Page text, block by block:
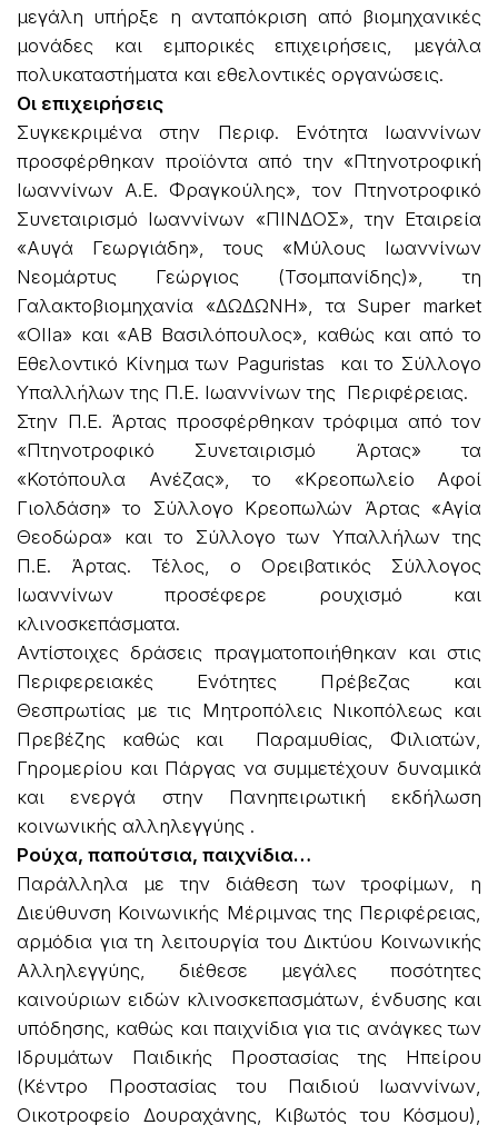
μεγάλη υπήρξε η ανταπόκριση από βιομηχανικές
μονάδες και εμπορικές επιχειρήσεις, μεγάλα
πολυκαταστήματα και εθελοντικές οργανώσεις.
Οι επιχειρήσεις
Συγκεκριμένα στην Περιφ. Ενότητα Ιωαννίνων
προσφέρθηκαν προϊόντα από την «Πτηνοτροφική
Ιωαννίνων Α.Ε. Φραγκούλης», τον Πτηνοτροφικό
Συνεταιρισμό Ιωαννίνων «ΠΙΝΔΟΣ», την Εταιρεία
«Αυγά Γεωργιάδη», τους «Μύλους Ιωαννίνων
Νεομάρτυς Γεώργιος (Τσομπανίδης)», τη
Γαλακτοβιομηχανία «ΔΩΔΩΝΗ», τα Super market
«OIIa» και «ΑΒ Βασιλόπουλος», καθώς και από τo
Εθελοντικό Κίνημα των Paguristas και το Σύλλογο
Υπαλλήλων της Π.Ε. Ιωαννίνων της Περιφέρειας.
Στην Π.Ε. Άρτας προσφέρθηκαν τρόφιμα από τον
«Πτηνοτροφικό Συνεταιρισμό Άρτας» τα
«Κοτόπουλα Ανέζας», το «Κρεοπωλείο Αφοί
Γιολδάση» το Σύλλογο Κρεοπωλών Άρτας «Αγία
Θεοδώρα» και το Σύλλογο των Υπαλλήλων της
Π.Ε. Άρτας. Τέλος, ο Ορειβατικός Σύλλογος
Ιωαννίνων προσέφερε ρουχισμό και
κλινοσκεπάσματα.
Αντίστοιχες δράσεις πραγματοποιήθηκαν και στις
Περιφερειακές Ενότητες Πρέβεζας και
Θεσπρωτίας με τις Μητροπόλεις Νικοπόλεως και
Πρεβέζης καθώς και Παραμυθίας, Φιλιατών,
Γηρομερίου και Πάργας να συμμετέχουν δυναμικά
και ενεργά στην Πανηπειρωτική εκδήλωση
κοινωνικής αλληλεγγύης .
Ρούχα, παπούτσια, παιχνίδια…
Παράλληλα με την διάθεση των τροφίμων, η
Διεύθυνση Κοινωνικής Μέριμνας της Περιφέρειας,
αρμόδια για τη λειτουργία του Δικτύου Κοινωνικής
Αλληλεγγύης, διέθεσε μεγάλες ποσότητες
καινούριων ειδών κλινοσκεπασμάτων, ένδυσης και
υπόδησης, καθώς και παιχνίδια για τις ανάγκες των
Ιδρυμάτων Παιδικής Προστασίας της Ηπείρου
(Κέντρο Προστασίας του Παιδιού Ιωαννίνων,
Οικοτροφείο Δουραχάνης, Κιβωτός του Κόσμου),